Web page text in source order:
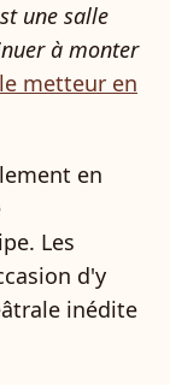
une salle
à monter
metteur en
en
Les
d'y
inédite